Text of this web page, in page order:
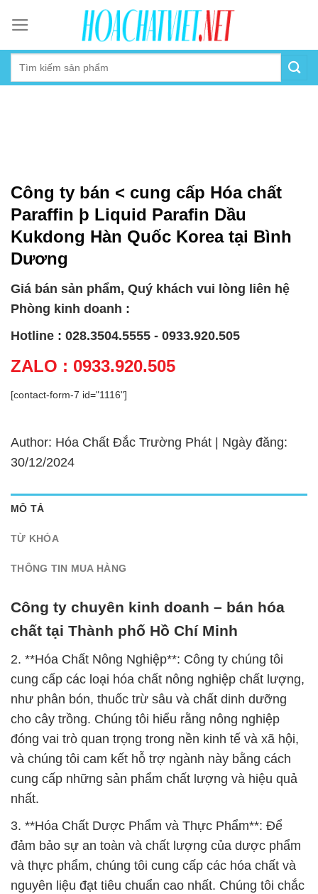
content
Công ty bán < cung cấp Hóa chất
Paraffin þ Liquid Parafin Dầu
Kukdong Hàn Quốc Korea tại Bình
Dương
Giá bán sản phẩm, Quý khách vui lòng liên hệ
Phòng kinh doanh :
Hotline : 028.3504.5555 - 0933.920.505
ZALO : 0933.920.505
[contact-form-7 id="1116"]
Author: Hóa Chất Đắc Trường Phát | Ngày đăng:
30/12/2024
MÔ TẢ
TỪ KHÓA
THÔNG TIN MUA HÀNG
Công ty chuyên kinh doanh – bán hóa
chất tại Thành phố Hồ Chí Minh
2. **Hóa Chất Nông Nghiệp**: Công ty chúng tôi
cung cấp các loại hóa chất nông nghiệp chất lượng,
như phân bón, thuốc trừ sâu và chất dinh dưỡng
cho cây trồng. Chúng tôi hiểu rằng nông nghiệp
đóng vai trò quan trọng trong nền kinh tế và xã hội,
và chúng tôi cam kết hỗ trợ ngành này bằng cách
cung cấp những sản phẩm chất lượng và hiệu quả
nhất.
3. **Hóa Chất Dược Phẩm và Thực Phẩm**: Để
đảm bảo sự an toàn và chất lượng của dược phẩm
và thực phẩm, chúng tôi cung cấp các hóa chất và
nguyên liệu đạt tiêu chuẩn cao nhất. Chúng tôi chắc